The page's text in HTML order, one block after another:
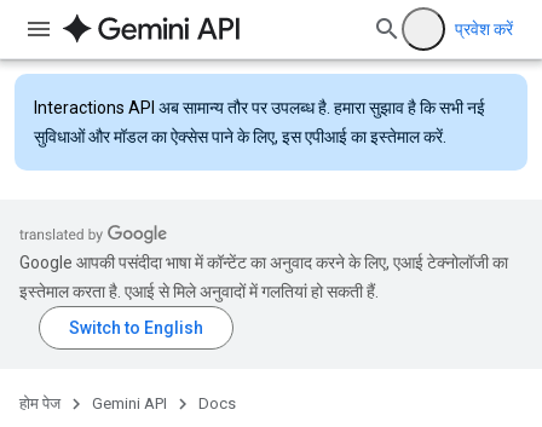
प्रवेश करें
Interactions API अब सामान्य तौर पर उपलब्ध है. हमारा सुझाव है कि सभी नई
सुविधाओं और मॉडल का ऐक्सेस पाने के लिए, इस एपीआई का इस्तेमाल करें.
Google आपकी पसंदीदा भाषा में कॉन्टेंट का अनुवाद करने के लिए, एआई टेक्नोलॉजी का
इस्तेमाल करता है. एआई से मिले अनुवादों में गलतियां हो सकती हैं.
होम पेज Gemini API Docs